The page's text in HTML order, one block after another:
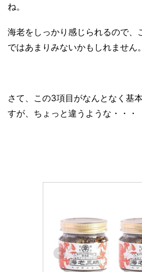
ね。
海老をしっかり感じられるので、
ではあまりみないかもしれません。
さて、この3項目がなんとなく基
すが、ちょっと違うような・・・